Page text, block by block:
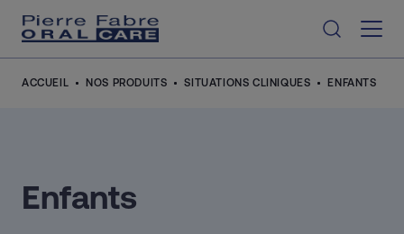
ACCUEIL NOS PRODUITS SITUATIONS CLINIQUES ENFANTS
Enfants